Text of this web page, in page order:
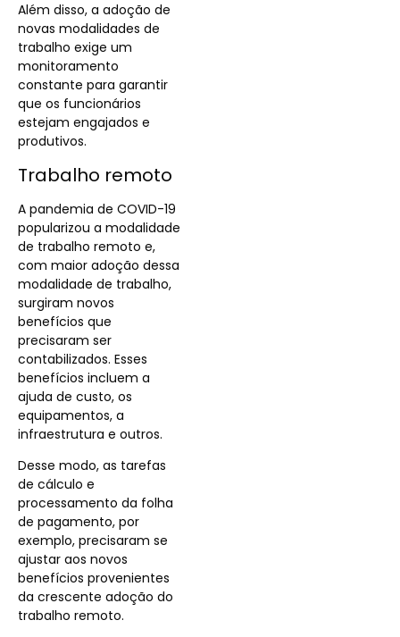
Além disso, a adoção de
novas modalidades de
trabalho exige um
monitoramento
constante para garantir
que os funcionários
estejam engajados e
produtivos.
Trabalho remoto
A pandemia de COVID-19
popularizou a modalidade
de trabalho remoto e,
com maior adoção dessa
modalidade de trabalho,
surgiram novos
benefícios que
precisaram ser
contabilizados. Esses
benefícios incluem a
ajuda de custo, os
equipamentos, a
infraestrutura e outros.
Desse modo, as tarefas
de cálculo e
processamento da folha
de pagamento, por
exemplo, precisaram se
ajustar aos novos
benefícios provenientes
da crescente adoção do
trabalho remoto.